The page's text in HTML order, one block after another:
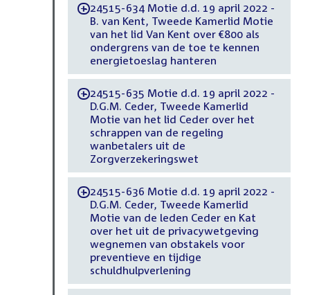
-24515-634 Motie d.d. 19 april 2022 -
B. van Kent, Tweede Kamerlid Motie
van het lid Van Kent over €800 als
ondergrens van de toe te kennen
energietoeslag hanteren
-24515-635 Motie d.d. 19 april 2022 -
D.G.M. Ceder, Tweede Kamerlid
Motie van het lid Ceder over het
schrappen van de regeling
wanbetalers uit de
Zorgverzekeringswet
-24515-636 Motie d.d. 19 april 2022 -
D.G.M. Ceder, Tweede Kamerlid
Motie van de leden Ceder en Kat
over het uit de privacywetgeving
wegnemen van obstakels voor
preventieve en tijdige
schuldhulpverlening